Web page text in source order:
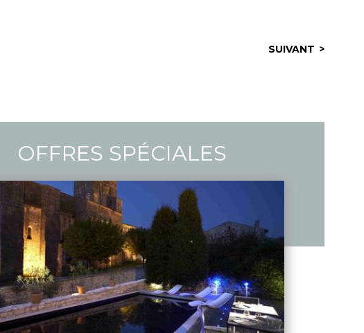
SUIVANT
OFFRES SPÉCIALES